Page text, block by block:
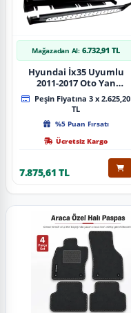
Mağazadan Al: 6.732,91 TL
Hyundai İx35 Uyumlu
2011-2017 Oto Yan
Basamak Koruma Side
Step Bmw Style
Peşin Fiyatına 3 x 2.625,20
TL
%5 Puan Fırsatı
Ücretsiz Kargo
7.875,61 TL